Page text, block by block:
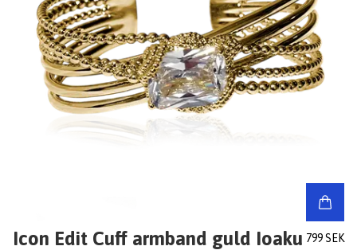
Icon Edit Cuff armband guld Ioaku 799 SEK